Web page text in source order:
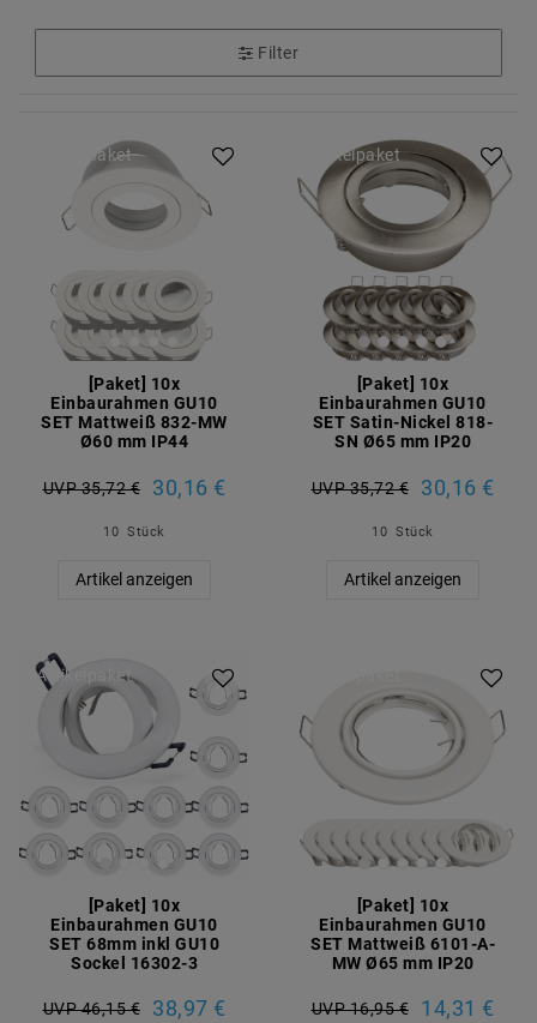
Filter
Artikelpaket
[Paket] 10x
Einbaurahmen GU10
SET Mattweiß 832-MW
Ø60 mm IP44
UVP 35,72 € 30,16 €
10 Stück
Artikel anzeigen
Artikelpaket
[Paket] 10x
Einbaurahmen GU10
SET Satin-Nickel 818-
SN Ø65 mm IP20
UVP 35,72 € 30,16 €
10 Stück
Artikel anzeigen
Artikelpaket
[Paket] 10x
Einbaurahmen GU10
SET 68mm inkl GU10
Sockel 16302-3
UVP 46,15 € 38,97 €
[Paket] 10x
Einbaurahmen GU10
SET Mattweiß 6101-A-
MW Ø65 mm IP20
UVP 16,95 € 14,31 €